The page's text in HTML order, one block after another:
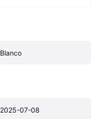
Blanco
2025-07-08